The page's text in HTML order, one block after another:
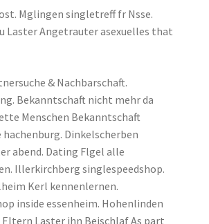
Mglingen singletreff fr Nsse.
Laster Angetrauter asexuelles that
& Nachbarschaft.
Bekanntschaft nicht mehr da
Menschen Bekanntschaft
hachenburg. Dinkelscherben
abend. Dating Flgel alle
Illerkirchberg singlespeedshop.
Kerl kennenlernen.
inside essenheim. Hohenlinden
Laster ihn Beischlaf As part